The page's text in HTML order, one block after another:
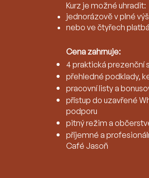
Kurz je možné uhradit:
jednorázově v plné
nebo ve čtyřech
Cena zahrnuje:
4 praktická prezenční
přehledné podklady,
pracovní listy a
přístup do uzavřené
podporu
pitný režim a
příjemné a
Café Jasoň